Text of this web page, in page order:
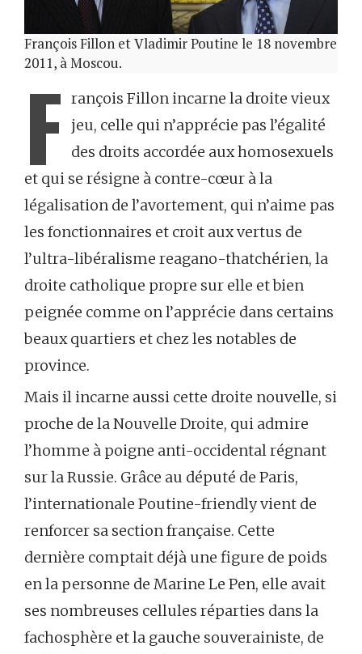
François Fillon et Vladimir Poutine le 18 novembre
2011, à Moscou.
F rançois Fillon incarne la droite vieux
jeu, celle qui n’apprécie pas l’égalité
des droits accordée aux homosexuels
et qui se résigne à contre-cœur à la
légalisation de l’avortement, qui n’aime pas
les fonctionnaires et croit aux vertus de
l’ultra-libéralisme reagano-thatchérien, la
droite catholique propre sur elle et bien
peignée comme on l’apprécie dans certains
beaux quartiers et chez les notables de
province.
Mais il incarne aussi cette droite nouvelle, si
proche de la Nouvelle Droite, qui admire
l’homme à poigne anti-occidental régnant
sur la Russie. Grâce au député de Paris,
l’internationale Poutine-friendly vient de
renforcer sa section française. Cette
dernière comptait déjà une figure de poids
en la personne de Marine Le Pen, elle avait
ses nombreuses cellules réparties dans la
fachosphère et la gauche souverainiste, de